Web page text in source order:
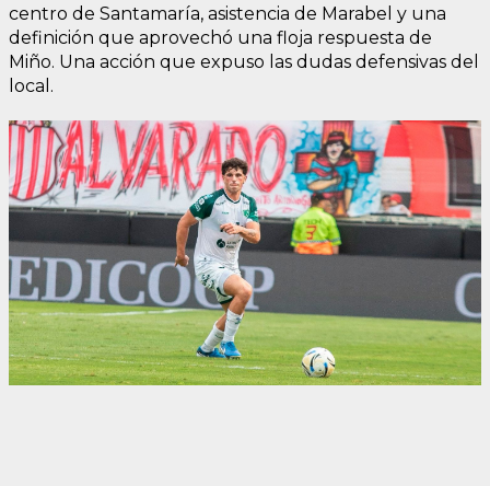
centro de Santamaría, asistencia de Marabel y una
definición que aprovechó una floja respuesta de
Miño. Una acción que expuso las dudas defensivas del
local.